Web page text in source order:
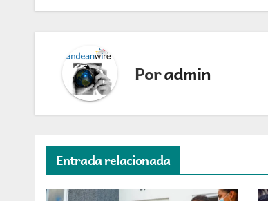
Poradmin
Entrada relacionada